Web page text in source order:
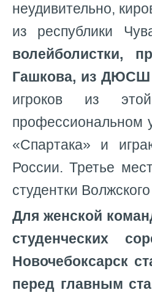
неудивительно,
из республики
волейболистки,
Гашкова, из ДЮСШ
игроков из
профессиональном
«Спартака» и
России. Третье
студентки
Для женской
студенческих
Новочебоксарск
перед главным